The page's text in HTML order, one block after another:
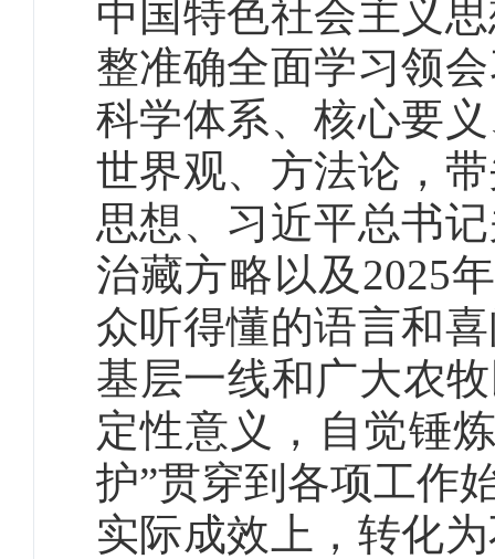
中国特色社会主义
整准确全面学习领
科学体系、核心要
世界观、方法论，
思想、习近平总书
治藏方略以及2025
众听得懂的语言和
基层一线和广大农
定性意义，自觉锤
护”贯穿到各项工作
实际成效上，转化